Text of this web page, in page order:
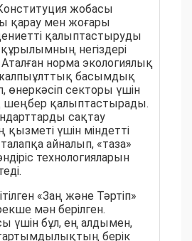
жобасы
қарау мен жоғары
қалыптастыруды
негіздері
Аталған норма экологиялық
жалпыұлттық басымдық
өнеркәсіп секторы үшін
қалыптастырады.
сақтау
үшін міндетті
айналып, «таза»
технологияларын
«Заң және Тәртіп»
мән берілген.
үшін бұл, ең алдымен,
берік